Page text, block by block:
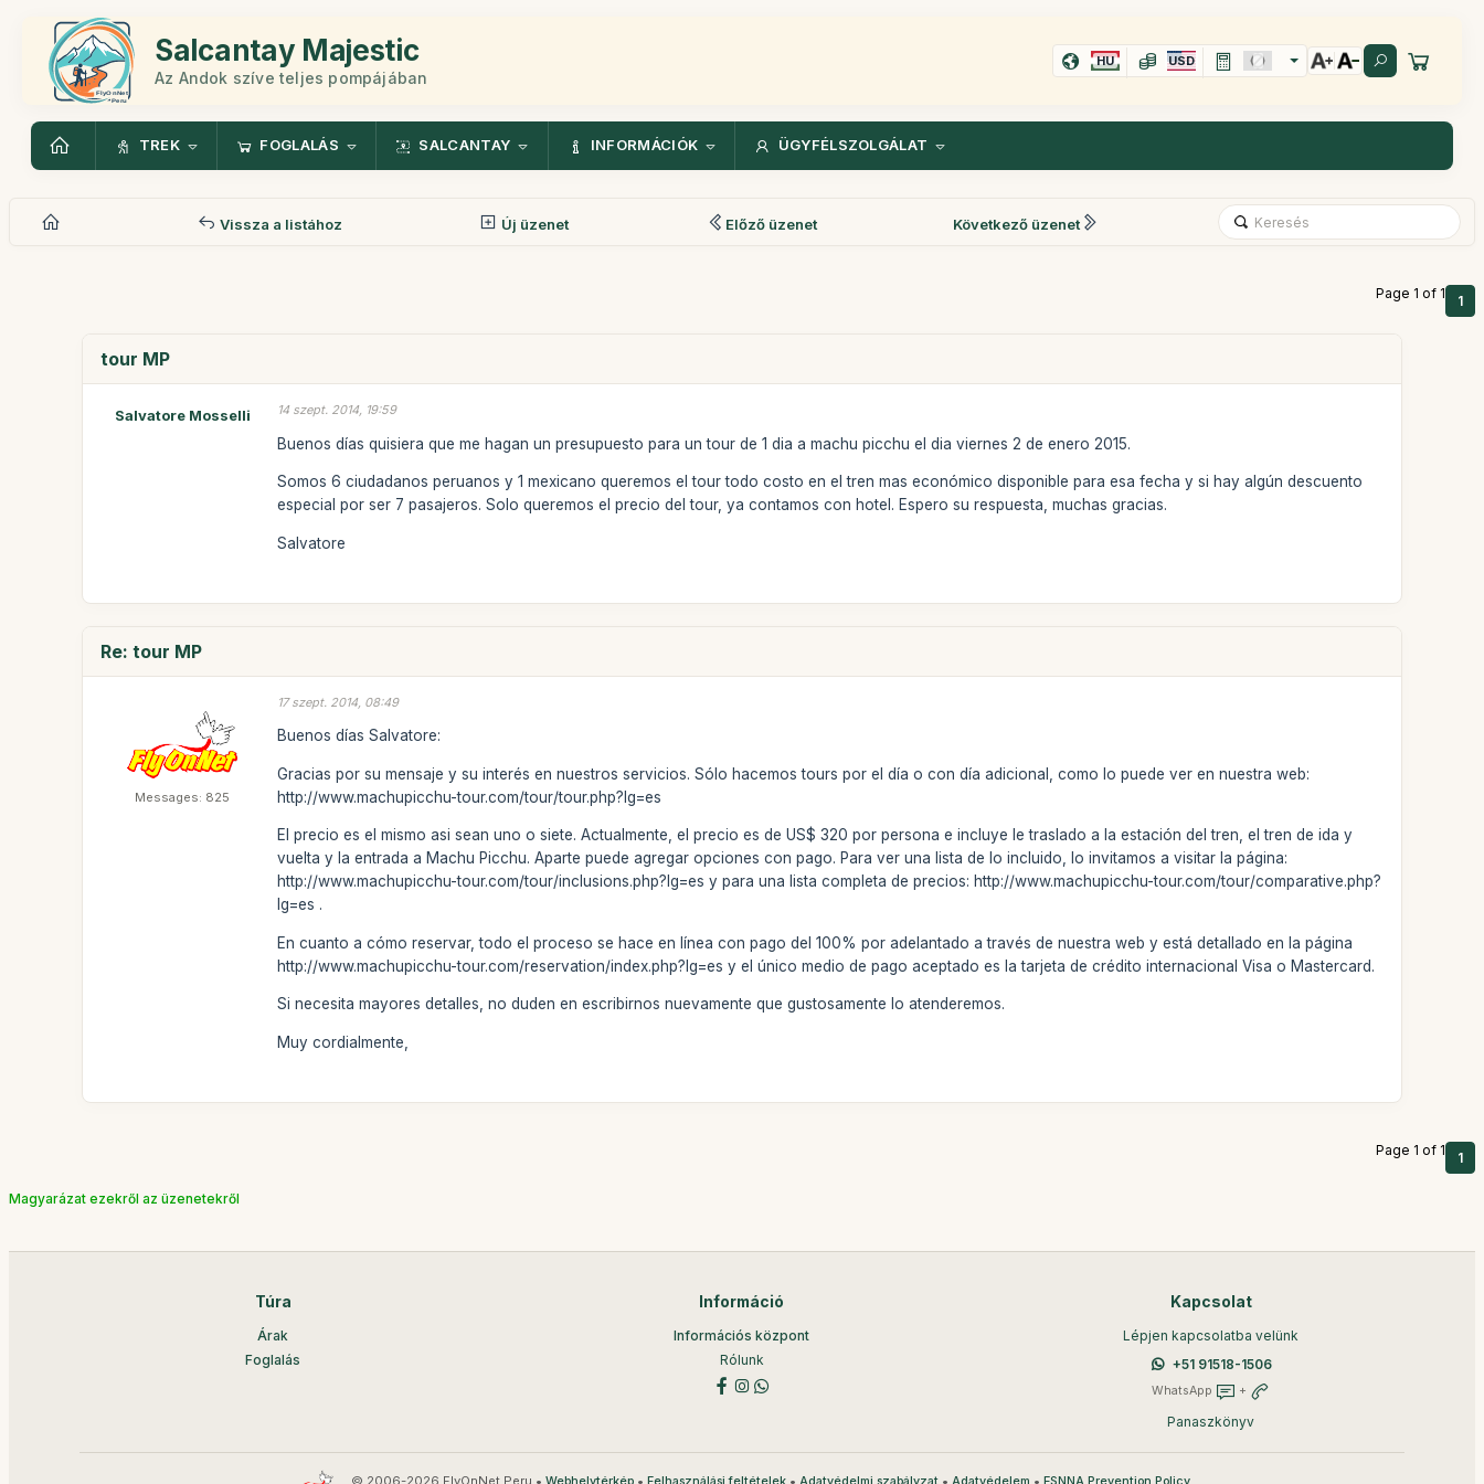
Salcantay Majestic
Az Andok szíve teljes pompájában
HU USD
TREK FOGLALÁS SALCANTAY INFORMÁCIÓK ÜGYFÉLSZOLGÁLAT
Vissza a listához Új üzenet Előző üzenet Következő üzenet
Page 1 of 1 1
tour MP
Salvatore Mosselli 14 szept. 2014, 19:59
Buenos días quisiera que me hagan un presupuesto para un tour de 1 dia a machu picchu el dia viernes 2 de enero 2015.
Somos 6 ciudadanos peruanos y 1 mexicano queremos el tour todo costo en el tren mas económico disponible para esa fecha y si hay algún descuento
especial por ser 7 pasajeros. Solo queremos el precio del tour, ya contamos con hotel. Espero su respuesta, muchas gracias.
Salvatore
Re: tour MP
Messages: 825
17 szept. 2014, 08:49
Buenos días Salvatore:
Gracias por su mensaje y su interés en nuestros servicios. Sólo hacemos tours por el día o con día adicional, como lo puede ver en nuestra web:
http://www.machupicchu-tour.com/tour/tour.php?lg=es
El precio es el mismo asi sean uno o siete. Actualmente, el precio es de US$ 320 por persona e incluye le traslado a la estación del tren, el tren de ida y
vuelta y la entrada a Machu Picchu. Aparte puede agregar opciones con pago. Para ver una lista de lo incluido, lo invitamos a visitar la página:
http://www.machupicchu-tour.com/tour/inclusions.php?lg=es y para una lista completa de precios: http://www.machupicchu-tour.com/tour/comparative.php?
lg=es .
En cuanto a cómo reservar, todo el proceso se hace en línea con pago del 100% por adelantado a través de nuestra web y está detallado en la página
http://www.machupicchu-tour.com/reservation/index.php?lg=es y el único medio de pago aceptado es la tarjeta de crédito internacional Visa o Mastercard.
Si necesita mayores detalles, no duden en escribirnos nuevamente que gustosamente lo atenderemos.
Muy cordialmente,
Page 1 of 1 1
Magyarázat ezekről az üzenetekről
Túra
Árak
Foglalás
Információ
Információs központ
Rólunk
Kapcsolat
Lépjen kapcsolatba velünk
+51 91518-1506
WhatsApp +
Panaszkönyv
© 2006-2026 FlyOnNet Peru • • • • •